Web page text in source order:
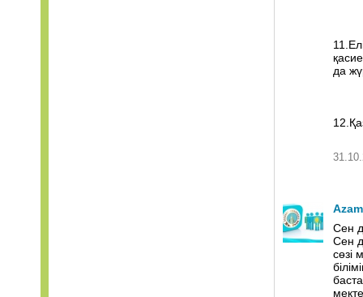
да
Сен
Сен
сөзі